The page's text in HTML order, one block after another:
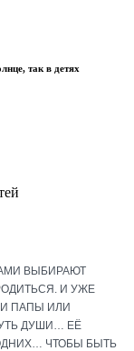
так в детях
ВЫБИРАЮТ
И УЖЕ
ПАПЫ ИЛИ
ДУШИ… ЕЁ
ЧТОБЫ БЫТЬ